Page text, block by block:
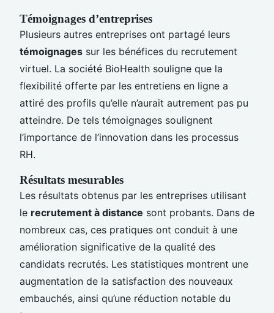
Témoignages d’entreprises
Plusieurs autres entreprises ont partagé leurs
témoignages sur les bénéfices du recrutement
virtuel. La société BioHealth souligne que la
flexibilité offerte par les entretiens en ligne a
attiré des profils qu’elle n’aurait autrement pas pu
atteindre. De tels témoignages soulignent
l’importance de l’innovation dans les processus
RH.
Résultats mesurables
Les résultats obtenus par les entreprises utilisant
le recrutement à distance sont probants. Dans de
nombreux cas, ces pratiques ont conduit à une
amélioration significative de la qualité des
candidats recrutés. Les statistiques montrent une
augmentation de la satisfaction des nouveaux
embauchés, ainsi qu’une réduction notable du